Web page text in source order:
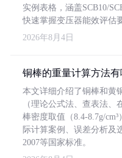
实例表格，涵盖SCB10/
快速掌握变压器能效评估
2026年8月4日
铜棒的重量计算方法
本文详细介绍了铜棒和黄
（理论公式法、查表法
棒密度取值（8.4-8.7g/
际计算案例、误差分析及
2007等国家标准。